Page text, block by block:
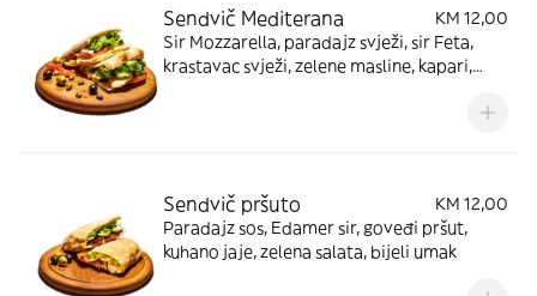
Sendvič Mediterana
KM 12,00
Sir Mozzarella, paradajz svježi, sir Feta,
krastavac svježi, zelene masline, kapari,
Sendvič pršuto
KM 12,00
Paradajz sos, Edamer sir, goveđi pršut,
kuhano jaje, zelena salata, bijeli umak